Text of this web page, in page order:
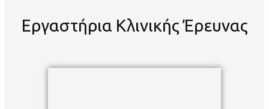
Εργαστήρια Κλινικής Έρευνας